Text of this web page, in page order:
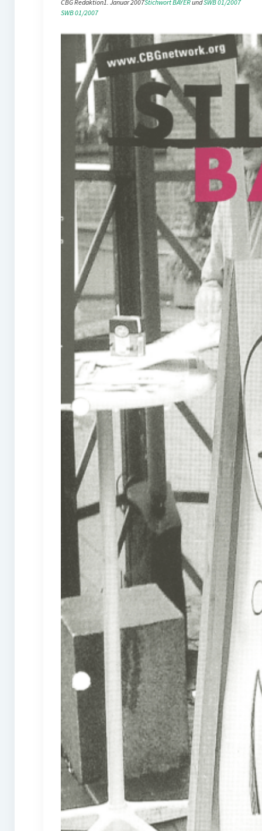
CBG Redaktion1. Januar 2007Stichwort BAYER und SWB 01/2007
SWB 01/2007